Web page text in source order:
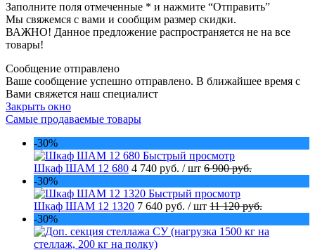
Заполните поля отмеченные * и нажмите “Отправить”
Мы свяжемся с вами и сообщим размер скидки.
ВАЖНО! Данное предложение распространяется не на все
товары!
Сообщение отправлено
Ваше сообщение успешно отправлено. В ближайшее время с
Вами свяжется наш специалист
Закрыть окно
Самые продаваемые товары
-30%
Быстрый просмотр
Шкаф ШАМ 12 680 4 740 руб. / шт 6 900 руб.
-30%
Быстрый просмотр
Шкаф ШАМ 12 1320 7 640 руб. / шт 11 120 руб.
-30%